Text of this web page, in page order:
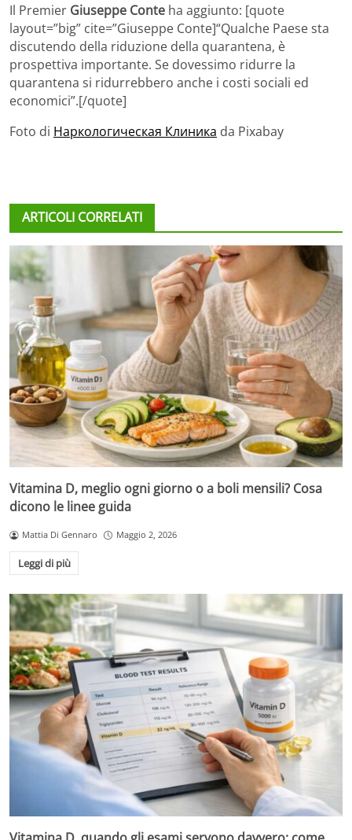
Il Premier Giuseppe Conte ha aggiunto: [quote
layout=”big” cite=”Giuseppe Conte]“Qualche Paese sta
discutendo della riduzione della quarantena, è
prospettiva importante. Se dovessimo ridurre la
quarantena si ridurrebbero anche i costi sociali ed
economici”.[/quote]
Foto di Наркологическая Клиника da Pixabay
ARTICOLI CORRELATI
Vitamina D, meglio ogni giorno o a boli mensili? Cosa
dicono le linee guida
Mattia Di Gennaro Maggio 2, 2026
Leggi di più